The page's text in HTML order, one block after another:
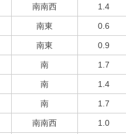
南南西 1.4
南東 0.6
南東 0.9
南 1.7
南 1.4
南 1.7
南南西 1.0